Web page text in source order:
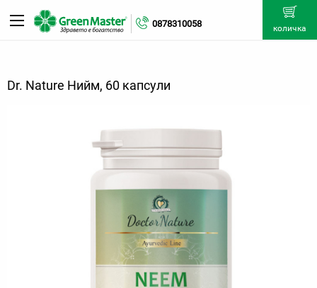
0878310058 количка
Dr. Nature Нийм, 60 капсули